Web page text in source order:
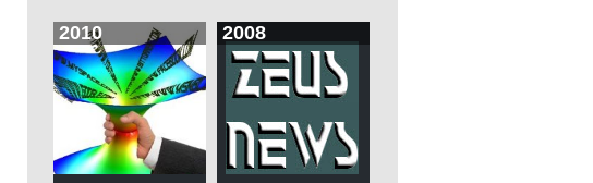
2010 2008